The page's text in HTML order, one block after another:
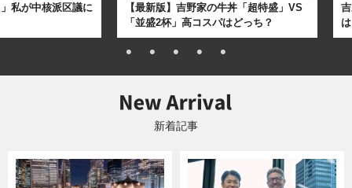
私が中核派区議に
【最新版】吉野家の牛丼「超特盛」VS
「並盛2杯」高コスパはどっち？
新着記事